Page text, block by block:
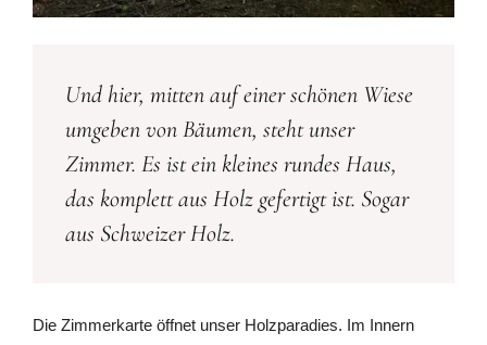
Und hier, mitten auf einer schönen Wiese
umgeben von Bäumen, steht unser
Zimmer. Es ist ein kleines rundes Haus,
das komplett aus Holz gefertigt ist. Sogar
aus Schweizer Holz.
Die Zimmerkarte öffnet unser Holzparadies. Im Innern